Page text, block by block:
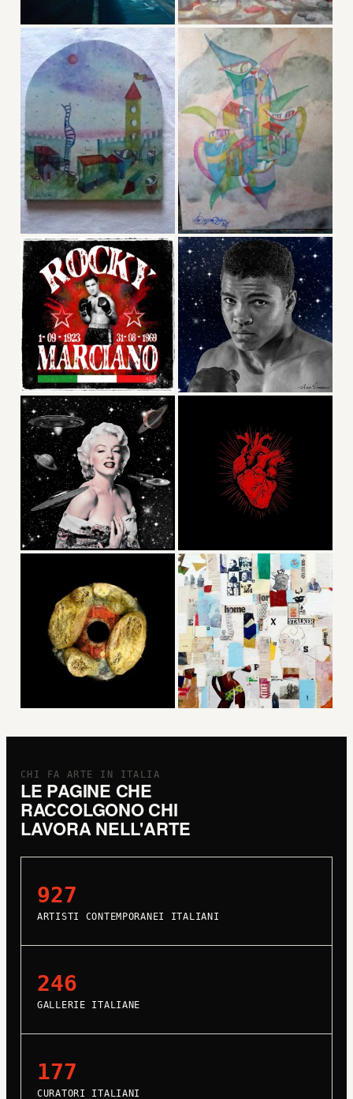
CHI FA ARTE IN ITALIA
LE PAGINE CHE
RACCOLGONO CHI
LAVORA NELL'ARTE
927
ARTISTI CONTEMPORANEI ITALIANI
246
GALLERIE ITALIANE
177
CURATORI ITALIANI